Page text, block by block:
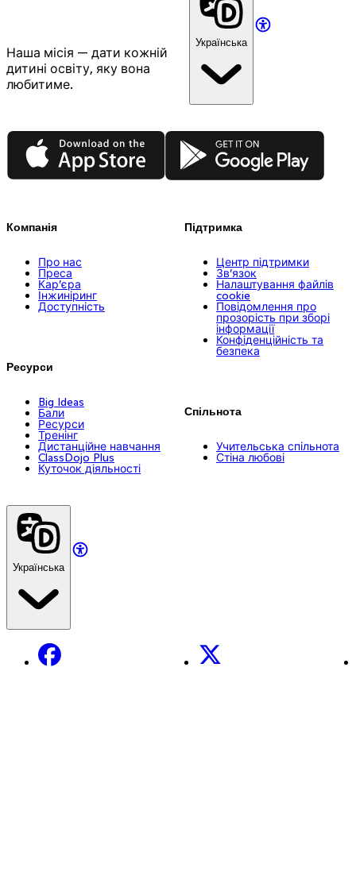
Наша місія — дати кожній
дитині освіту, яку вона
любитиме.
Українська
App Store Google Play
Компанія
Про нас
Преса
Кар’єра
Інжиніринг
Доступність
Ресурси
Big Ideas
Бали
Ресурси
Тренінг
Дистанційне навчання
ClassDojo Plus
Куточок діяльності
Підтримка
Центр підтримки
Зв’язок
Налаштування файлів
cookie
Повідомлення про
прозорість при зборі
інформації
Конфіденційність та
безпека
Спільнота
Учительська спільнота
Стіна любові
Українська
Facebook X